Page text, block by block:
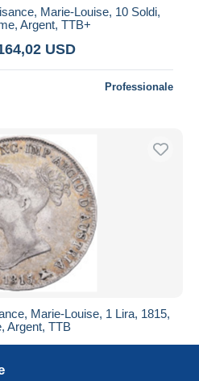
Marie-Louise, 10 Soldi,
Argent, TTB+
USD
Professionale
Marie-Louise, 1 Lira, 1815,
Argent, TTB